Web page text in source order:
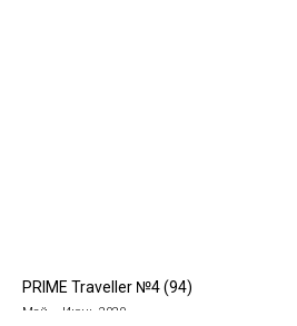
PRIME Traveller №4 (94)
Май – Июнь 2020